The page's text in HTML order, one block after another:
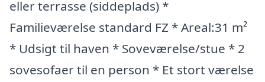
eller terrasse (siddeplads) *
Familieværelse standard FZ * Areal:31 m²
* Udsigt til haven * Soveværelse/stue * 2
sovesofaer til en person * Et stort værelse